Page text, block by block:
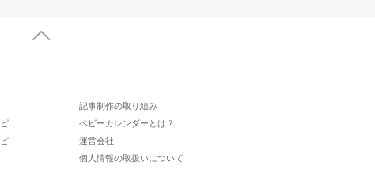
記事制作の取り組み
ベビーカレンダーとは？
運営会社
個人情報の取扱いについて